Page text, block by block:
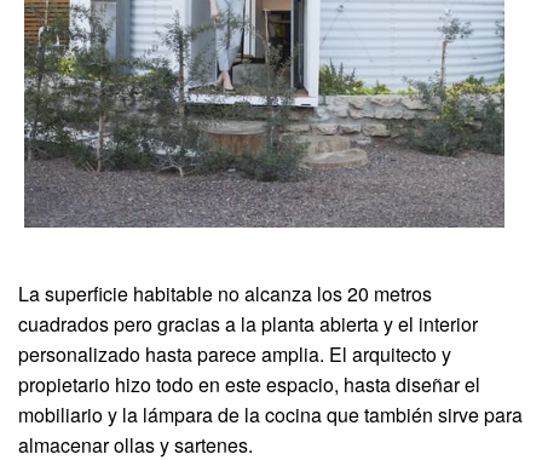
La superficie habitable no alcanza los 20 metros
cuadrados pero gracias a la planta abierta y el interior
personalizado hasta parece amplia. El arquitecto y
propietario hizo todo en este espacio, hasta diseñar el
mobiliario y la lámpara de la cocina que también sirve para
almacenar ollas y sartenes.